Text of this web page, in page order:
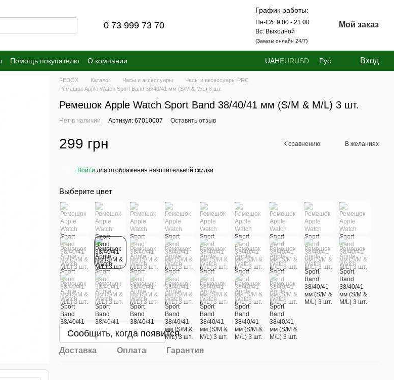
0 73 999 73 70
График работы:
Пн-Сб: 9:00 - 21:00
Вс: Выходной
(Заказы онлайн 24/7)
Мой заказ
Помощь покупателю О компании UAHEURUSD Рус Вход
FEDOX Каталог Часы и аксессуары
Часы и аксессуары PRC
Ремешок Apple Watch Sport Band 38/40/41 мм (S/M & M/L) 3 шт.
Ремешок Apple Watch Sport Band 38/40/41 мм (S/M & M/L) 3 шт.
Нет в наличии Артикул: 67010007 Оставить отзыв
299 грн К сравнению В желаниях
Войти для отображения накопительной скидки
Выберите цвет
Сообщить, когда появится
Доставка Оплата Гарантия